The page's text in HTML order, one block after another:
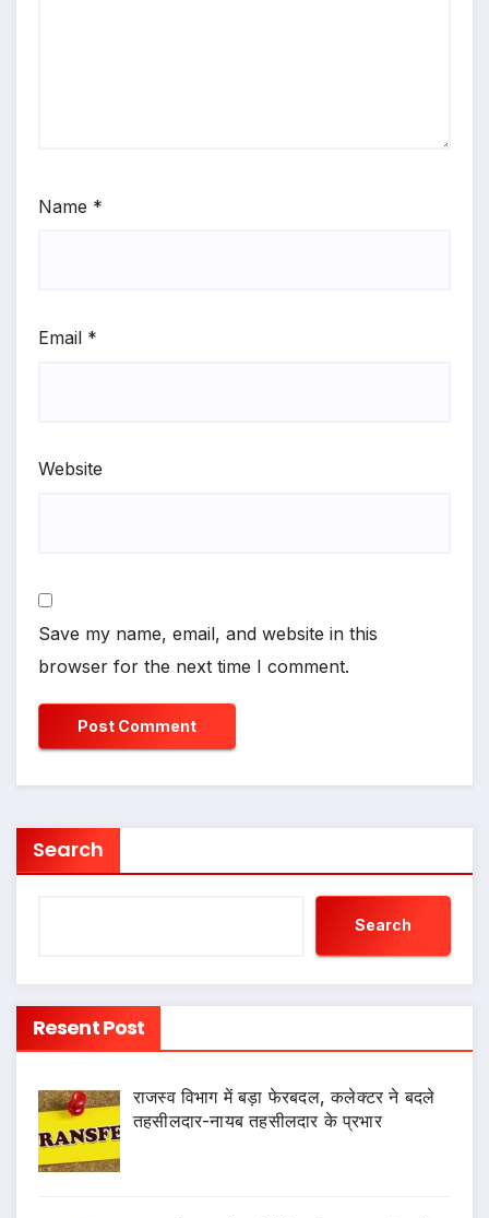
Name *
Email *
Website
Save my name, email, and website in this
browser for the next time I comment.
Search
Search
Resent Post
राजस्व विभाग में बड़ा फेरबदल, कलेक्टर ने बदले
तहसीलदार-नायब तहसीलदार के प्रभार